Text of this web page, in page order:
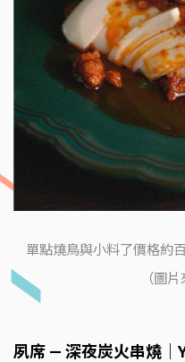
單點燒鳥與小料了價格約
（圖
夙席 — 深夜炭火串燒｜